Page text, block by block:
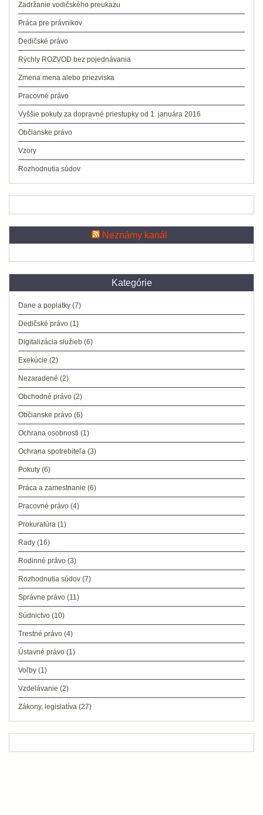
Zadržanie vodičského preukazu
Práca pre právnikov
Dedičské právo
Rýchly ROZVOD bez pojednávania
Zmena mena alebo priezviska
Pracovné právo
Vyššie pokuty za dopravné priestupky od 1. januára 2016
Občianske právo
Vzory
Rozhodnutia súdov
Neznámy kanál
Kategórie
Dane a poplatky (7)
Dedičské právo (1)
Digitalizácia služieb (6)
Exekúcie (2)
Nezaradené (2)
Obchodné právo (2)
Občianske právo (6)
Ochrana osobnosti (1)
Ochrana spotrebiteľa (3)
Pokuty (6)
Práca a zamestnanie (6)
Pracovné právo (4)
Prokuratúra (1)
Rady (16)
Rodinné právo (3)
Rozhodnutia súdov (7)
Správne právo (11)
Súdnictvo (10)
Trestné právo (4)
Ústavné právo (1)
Voľby (1)
Vzdelávanie (2)
Zákony, legislatíva (27)